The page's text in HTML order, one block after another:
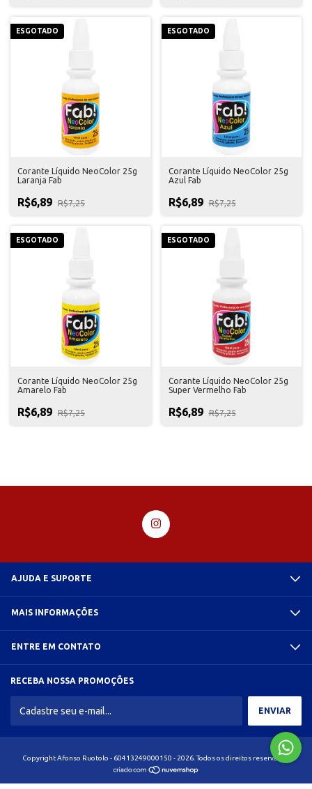
ESGOTADO
Corante Líquido NeoColor 25g
Laranja Fab
R$6,89 R$7,25
ESGOTADO
Corante Líquido NeoColor 25g
Azul Fab
R$6,89 R$7,25
ESGOTADO
Corante Líquido NeoColor 25g
Amarelo Fab
R$6,89 R$7,25
ESGOTADO
Corante Líquido NeoColor 25g
Super Vermelho Fab
R$6,89 R$7,25
AJUDA E SUPORTE
MAIS INFORMAÇÕES
ENTRE EM CONTATO
RECEBA NOSSA PROMOÇÕES
Copyright Afonso Ruotolo - 60413249000150 - 2026. Todos os direitos reservados.